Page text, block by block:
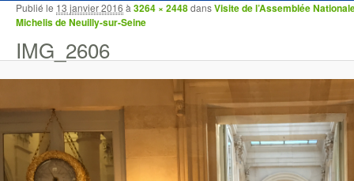
Navigation des images
IMG_2606
Publié le 13 janvier 2016 à 3264 × 2448dansVisite de l’Assemblée
Michelis de Neuilly-sur-Seine